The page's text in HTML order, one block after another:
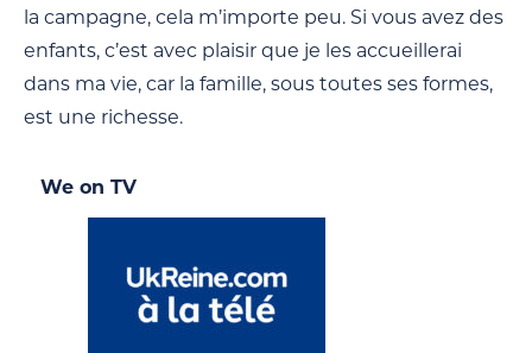
la campagne, cela m’importe peu. Si vous avez des
enfants, c’est avec plaisir que je les accueillerai
dans ma vie, car la famille, sous toutes ses formes,
est une richesse.
We on TV